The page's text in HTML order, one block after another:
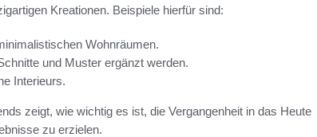
Kreationen. Beispiele hierfür sind:
Wohnräumen.
und Muster ergänzt werden.
Interieurs.
zeigt, wie wichtig es ist, die Vergangenheit in das Heute
zu erzielen.